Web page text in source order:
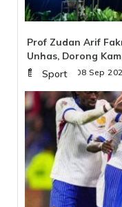
Prof Zudan Arif
Unhas, Dorong
Minggu, 08 Sep
Sport